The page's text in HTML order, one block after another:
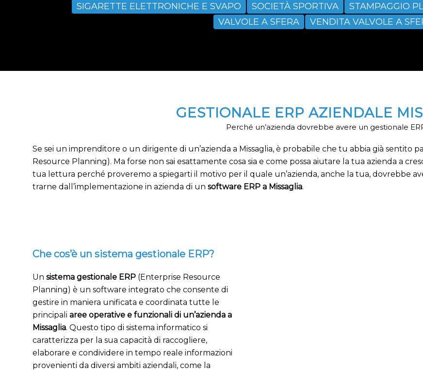
SIGARETTE ELETTRONICHE E SVAPO
SOCIETÀ SPORTIVA STAMPAGGIO
VALVOLE A SFERA
VENDITA VALVOLE A
GESTIONALE ERP AZIENDALE
Perché un’azienda dovrebbe avere un gestionale
Se sei un imprenditore o un dirigente di un’azienda a Missaglia, è probabile che tu abbia già sentito
Resource Planning). Ma forse non sai esattamente cosa sia e come possa aiutare la tua azienda a
tua lettura perché proveremo a spiegarti il motivo per il quale un’azienda, anche la tua, dovrebbe
trarne dall’implementazione in azienda di un software ERP a Missaglia.
Che cos’è un sistema gestionale ERP?
Un sistema gestionale ERP (Enterprise Resource
Planning) è un software integrato che consente di
gestire in maniera unificata e coordinata tutte le
principali aree operative e funzionali di un’azienda a
Missaglia. Questo tipo di sistema informatico si
caratterizza per la sua capacità di raccogliere,
elaborare e condividere in tempo reale informazioni
provenienti da diversi ambiti aziendali, come la